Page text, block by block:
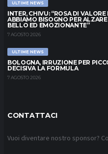
ULTIME NEWS
INTER, CHIVU: “ROSA DI
ABBIAMO BISOGNO PER ALZARE
BELLO ED EMOZIONANTE”
7 AGOSTO 2026
ULTIME NEWS
BOLOGNA, IRRUZIONE PER
DECISIVA LA FORMULA
7 AGOSTO 2026
CONTATTACI
Vuoi diventare nostro sponsor?